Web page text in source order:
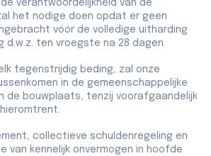
verantwoordelijkheid van de
het nodige doen opdat er geen
vóór de volledige uitharding
d.w.z. ten vroegste na 28 dagen.
tegenstrijdig beding, zal onze
in de gemeenschappelijke
de bouwplaats, tenzij voorafgaandelijk
collectieve schuldenregeling en
van kennelijk onvermogen in hoofde